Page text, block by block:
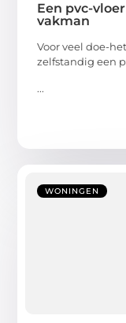
Een pvc-
vakman
Voor veel doe-
zelfstandig een
...
WONINGEN